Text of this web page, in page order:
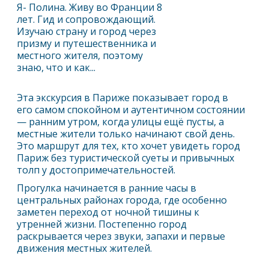
Эта экскурсия в Париже показывает город в
его самом спокойном и аутентичном состоянии
— ранним утром, когда улицы ещё пусты, а
местные жители только начинают свой день.
Это маршрут для тех, кто хочет увидеть город
Парижбез туристической суеты и привычных
толп у достопримечательностей.
Прогулка начинается в ранние часы в
центральных районах города, где особенно
заметен переход от ночной тишины к
утренней жизни. Постепенно город
раскрывается через звуки, запахи и первые
движения местных жителей.
Я- Полина. Живу во Франции 8
лет. Гид и сопровождающий.
Изучаю страну и город через
призму и путешественника и
местного жителя, поэтому
знаю, что и как...